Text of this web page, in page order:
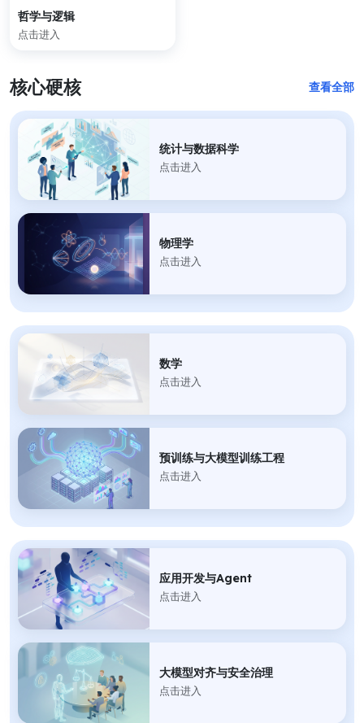
哲学与逻辑
点击进入
核心硬核 查看全部
统计与数据科学
点击进入
物理学
点击进入
数学
点击进入
预训练与大模型训练工程
点击进入
应用开发与Agent
点击进入
大模型对齐与安全治理
点击进入